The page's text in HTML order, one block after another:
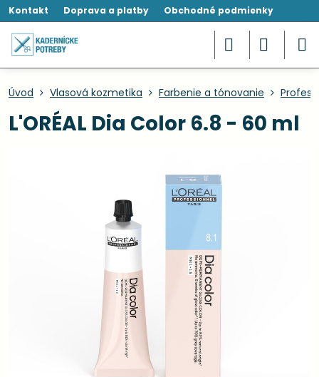
Kontakt Doprava a platby Obchodné podmienky
Úvod Vlasová kozmetika Farbenie a tónovanie
L'ORÉAL Dia Color 6.8 - 60 ml